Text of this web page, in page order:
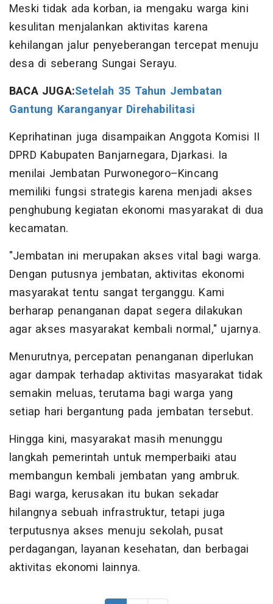
Meski tidak ada korban, ia mengaku warga kini
kesulitan menjalankan aktivitas karena
kehilangan jalur penyeberangan tercepat menuju
desa di seberang Sungai Serayu.
BACA JUGA:Setelah 35 Tahun Jembatan
Gantung Karanganyar Direhabilitasi
Keprihatinan juga disampaikan Anggota Komisi II
DPRD Kabupaten Banjarnegara, Djarkasi. Ia
menilai Jembatan Purwonegoro–Kincang
memiliki fungsi strategis karena menjadi akses
penghubung kegiatan ekonomi masyarakat di dua
kecamatan.
"Jembatan ini merupakan akses vital bagi warga.
Dengan putusnya jembatan, aktivitas ekonomi
masyarakat tentu sangat terganggu. Kami
berharap penanganan dapat segera dilakukan
agar akses masyarakat kembali normal," ujarnya.
Menurutnya, percepatan penanganan diperlukan
agar dampak terhadap aktivitas masyarakat tidak
semakin meluas, terutama bagi warga yang
setiap hari bergantung pada jembatan tersebut.
Hingga kini, masyarakat masih menunggu
langkah pemerintah untuk memperbaiki atau
membangun kembali jembatan yang ambruk.
Bagi warga, kerusakan itu bukan sekadar
hilangnya sebuah infrastruktur, tetapi juga
terputusnya akses menuju sekolah, pusat
perdagangan, layanan kesehatan, dan berbagai
aktivitas ekonomi lainnya.